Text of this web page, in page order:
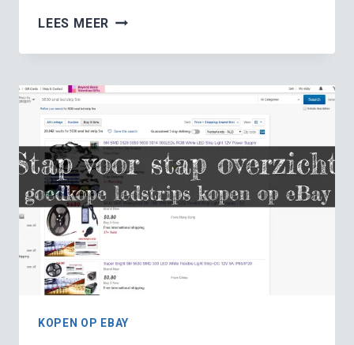
LEES MEER 5050
VS
RGB
VERGELIJK
KOPEN OP EBAY